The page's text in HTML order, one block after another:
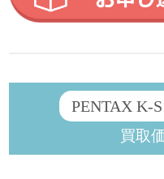
PENTAX K-
買取